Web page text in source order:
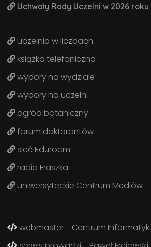
Uchwały Rady Uczelni w 2026 roku
uczelnia w liczbach
ksiązka telefoniczna
wybory na wydziale
wybory na uczelni
ogród botaniczny
forum doktorantów
sieć Eduroam
radio Fraszka
uniwersyteckie Centrum Mediów
webmaster - Centrum Informatyki